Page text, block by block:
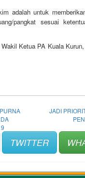
adalah untuk
pangkat sesuai
Ketua PA Kuala
JADI
TWITTER